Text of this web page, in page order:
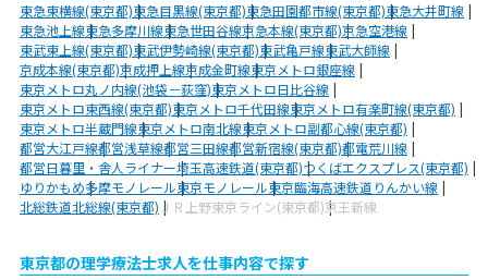
東急東横線(東京都)東急目黒線(東京都)東急田園都市線(東京都)東急大井町線
東急池上線東急多摩川線東急世田谷線京急本線(東京都)京急空港線
東武東上線(東京都)東武伊勢崎線(東京都)東武亀戸線東武大師線
京成本線(東京都)京成押上線京成金町線東京メトロ銀座線
東京メトロ丸ノ内線(池袋－荻窪)東京メトロ日比谷線
東京メトロ東西線(東京都)東京メトロ千代田線東京メトロ有楽町線(東京都)
東京メトロ半蔵門線東京メトロ南北線東京メトロ副都心線(東京都)
都営大江戸線都営浅草線都営三田線都営新宿線(東京都)都電荒川線
都営日暮里・舎人ライナー埼玉高速鉄道(東京都)つくばエクスプレス(東京都)
ゆりかもめ多摩モノレール東京モノレール東京臨海高速鉄道りんかい線
北総鉄道北総線(東京都) ＪＲ上野東京ライン(東京都)京王新線
東京都の理学療法士求人を仕事内容で探す